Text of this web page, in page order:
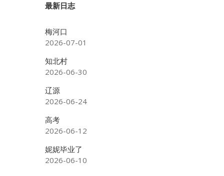
最新日志
梅河口
2026-07-01
知北村
2026-06-30
辽源
2026-06-24
高考
2026-06-12
妮妮毕业了
2026-06-10